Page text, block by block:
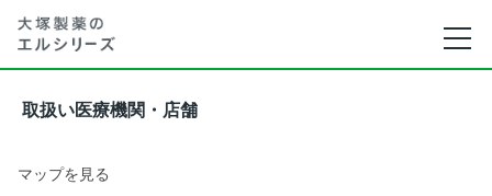
取扱い医療機関・店舗
マップを見る